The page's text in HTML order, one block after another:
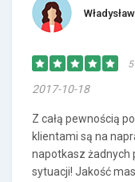
2017-10-18
Z całą pewnością
klientami są na
napotkasz żadnych
sytuacji! Jakość